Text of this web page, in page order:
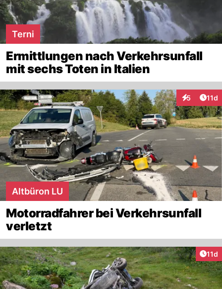
Terni
Ermittlungen nach Verkehrsunfall
mit sechs Toten in Italien
5 11d
Altbüron LU
Motorradfahrer bei Verkehrsunfall
verletzt
11d